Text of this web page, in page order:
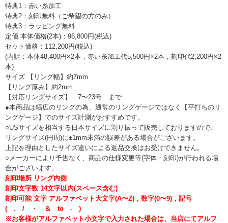
特典1：赤い糸加工
特典2：刻印無料（ご希望の方のみ）
特典3：ラッピング無料
定価 本体価格(2本)：96,800円(税込)
セット価格：112,200円(税込)
(内訳：本体48,400円×2本，赤い糸加工代5,500円×2本，刻印代2,200円×2
本)
サイズ 【リング幅】約7mm
【リング厚み】約2mm
【対応リングサイズ】 7〜23号 まで
●本商品は幅広のリングの為、通常のリングゲージではなく【平打ちのリ
ングゲージ】でのサイズ計測がおすすめです。
○USサイズを相当する日本サイズに割り振って販売しておりますので、
リングサイズ(円周)に±1mm未満の誤差がある場合がございます。
上記を理由としたサイズ違いによる返品交換はお受けできません。
○メーカーにより予告なく、商品の仕様変更等(字体・刻印)が行われる場
合がございます。
刻印場所 リング内側
刻印文字数 14文字以内(スペース含む)
刻印可能 文字 アルファベット大文字(A〜Z)，数字(0〜9)，記号
( . / ・ ＆ to - )
※お客様がアルファベット小文字で入力された場合は、当店にてアルフ